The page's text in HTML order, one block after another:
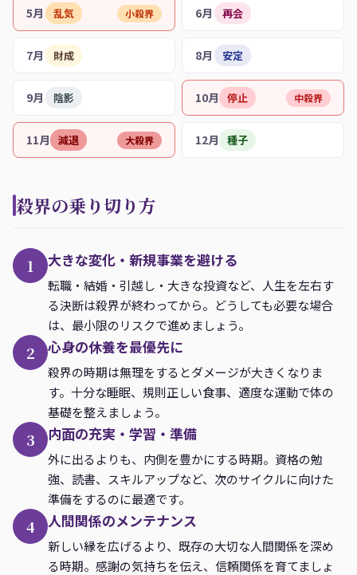
5月 乱気 小殺界 6月 再会
7月 財成 8月 安定
9月 陰影 10月 停止 中殺界
11月 減退 大殺界 12月 種子
殺界の乗り切り方
1 大きな変化・新規事業を避ける
転職・結婚・引越し・大きな投資など、人生を左右す
る決断は殺界が終わってから。どうしても必要な場合
は、最小限のリスクで進めましょう。
2 心身の休養を最優先に
殺界の時期は無理をするとダメージが大きくなりま
す。十分な睡眠、規則正しい食事、適度な運動で体の
基礎を整えましょう。
3 内面の充実・学習・準備
外に出るよりも、内側を豊かにする時期。資格の勉
強、読書、スキルアップなど、次のサイクルに向けた
準備をするのに最適です。
4 人間関係のメンテナンス
新しい縁を広げるより、既存の大切な人間関係を深め
る時期。感謝の気持ちを伝え、信頼関係を育てましょ